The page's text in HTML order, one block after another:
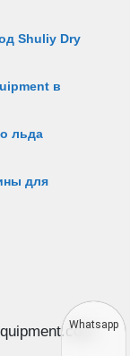
Shuliy Dry
в
льда
для
Whatsapp